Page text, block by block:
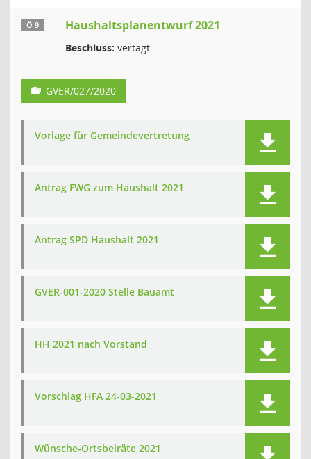
Ö 9 Haushaltsplanentwurf 2021
Beschluss: vertagt
GVER/027/2020
Vorlage für Gemeindevertretung
Antrag FWG zum Haushalt 2021
Antrag SPD Haushalt 2021
GVER-001-2020 Stelle Bauamt
HH 2021 nach Vorstand
Vorschlag HFA 24-03-2021
Wünsche-Ortsbeiräte 2021